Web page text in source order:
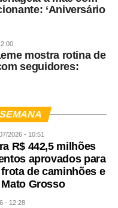
‘Aniversário
mostra rotina de
seguidores:
2026 - 10:51
R$ 442,5 milhões
aprovados para
de caminhões e
Grosso
- 12:28